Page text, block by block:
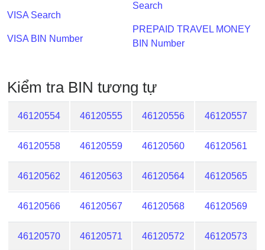
VISA Search
VISA BIN Number
Search
PREPAID TRAVEL MONEY
BIN Number
Kiểm tra BIN tương tự
46120554 46120555 46120556 46120557
46120558 46120559 46120560 46120561
46120562 46120563 46120564 46120565
46120566 46120567 46120568 46120569
46120570 46120571 46120572 46120573